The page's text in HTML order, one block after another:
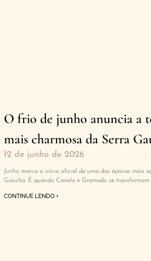
O frio de junho anuncia a
mais charmosa da Serra
12 de junho de 2026
Junho marca o início oficial de uma das épocas mais
Gaúcha. É quando Canela e Gramado se
CONTINUE LENDO +